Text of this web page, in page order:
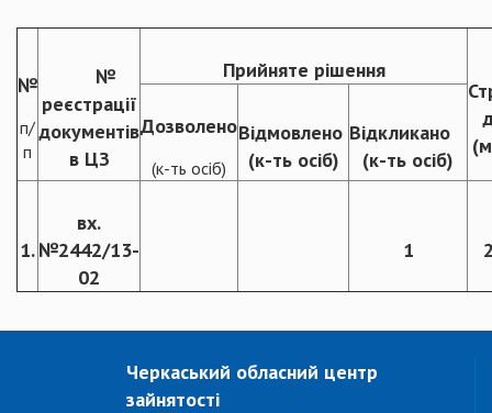
№
п/
п
№
реєстрації
документів
в ЦЗ
Прийняте рішення
Дозволено
(к-ть осіб)
Відмовлено
(к-ть осіб)
Відкликано
(к-ть осіб)
1.
вх.
№2442/13-
02
1
Черкаський обласний центр
зайнятості